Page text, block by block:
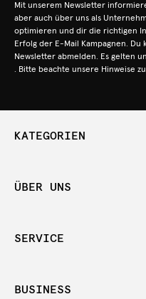
Mit unserem Newsletter
aber auch über uns als
optimieren und dir die richtigen
Erfolg der E-Mail Kampagnen.
Newsletter abmelden. Es gelten
. Bitte beachte unsere Hinweise
KATEGORIEN
ÜBER UNS
SERVICE
BUSINESS